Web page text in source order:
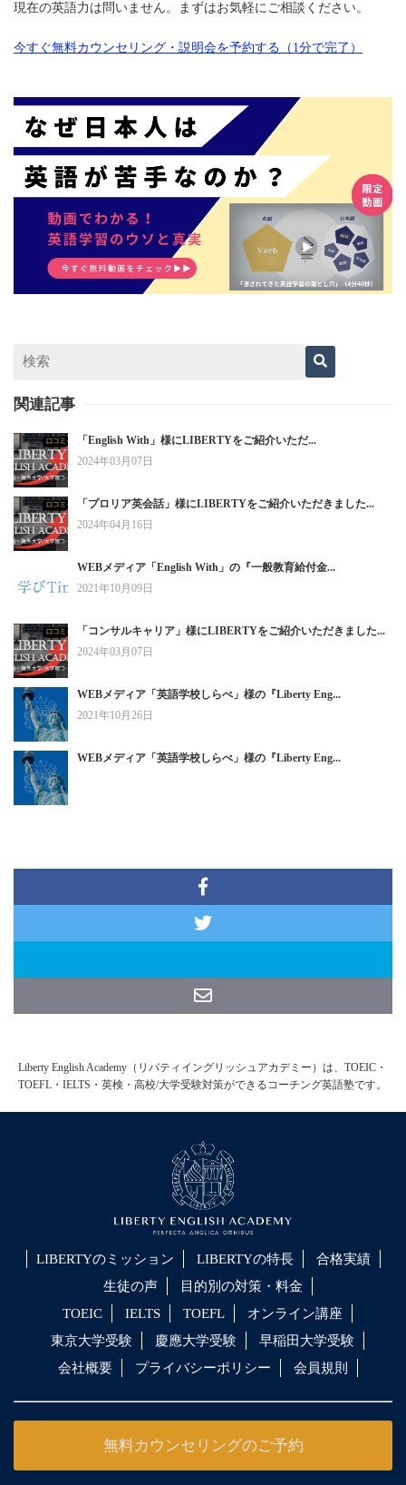
現在の英語力は問いません。まずはお気軽にご相談ください。
今すぐ無料カウンセリング・説明会を予約する（1分で完了）
関連記事
「English With」様にLIBERTYをご紹介いただ...
2024年03月07日
「プロリア英会話」様にLIBERTYをご紹介いただきました...
2024年04月16日
WEBメディア「English With」の『一般教育給付金...
2021年10月09日
「コンサルキャリア」様にLIBERTYをご紹介いただきました...
2024年03月07日
WEBメディア「英語学校しらべ」様の『Liberty Eng...
2021年10月26日
WEBメディア「英語学校しらべ」様の『Liberty Eng...
Liberty English Academy（リバティイングリッシュアカデミー）は、TOEIC・
TOEFL・IELTS・英検・高校/大学受験対策ができるコーチング英語塾です。
LIBERTYのミッション LIBERTYの特長
合格実績
生徒の声
目的別の対策・料金
TOEIC
IELTS TOEFL
オンライン講座
東京大学受験
慶應大学受験
早稲田大学受験
会社概要
プライバシーポリシー 会員規則
無料カウンセリングのご予約